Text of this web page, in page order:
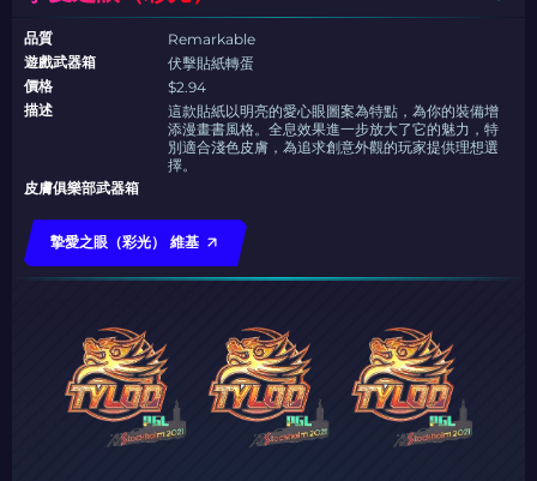
品質
Remarkable
遊戲武器箱
伏擊貼紙轉蛋
價格
$2.94
描述
這款貼紙以明亮的愛心眼圖案為特點，為你的裝備增
添漫畫書風格。全息效果進一步放大了它的魅力，特
別適合淺色皮膚，為追求創意外觀的玩家提供理想選
擇。
皮膚俱樂部武器箱
摯愛之眼（彩光） 維基